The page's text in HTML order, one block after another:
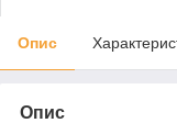
Опис
Опис